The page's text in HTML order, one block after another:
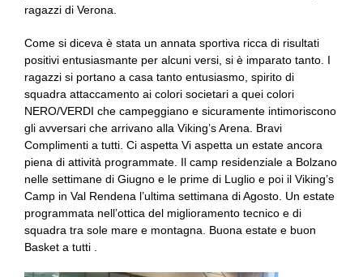
ragazzi di Verona.
Come si diceva è stata un annata sportiva ricca di risultati
positivi entusiasmante per alcuni versi, si è imparato tanto. I
ragazzi si portano a casa tanto entusiasmo, spirito di
squadra attaccamento ai colori societari a quei colori
NERO/VERDI che campeggiano e sicuramente intimoriscono
gli avversari che arrivano alla Viking’s Arena. Bravi
Complimenti a tutti. Ci aspetta Vi aspetta un estate ancora
piena di attività programmate. Il camp residenziale a Bolzano
nelle settimane di Giugno e le prime di Luglio e poi il Viking’s
Camp in Val Rendena l’ultima settimana di Agosto. Un estate
programmata nell’ottica del miglioramento tecnico e di
squadra tra sole mare e montagna. Buona estate e buon
Basket a tutti .